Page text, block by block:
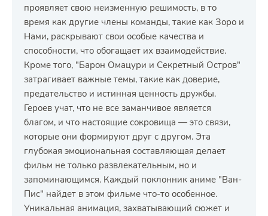
проявляет свою неизменную решимость, в то
время как другие члены команды, такие как Зоро и
Нами, раскрывают свои особые качества и
способности, что обогащает их взаимодействие.
Кроме того, "Барон Омацури и Секретный Остров"
затрагивает важные темы, такие как доверие,
предательство и истинная ценность дружбы.
Героев учат, что не все заманчивое является
благом, и что настоящие сокровища — это связи,
которые они формируют друг с другом. Эта
глубокая эмоциональная составляющая делает
фильм не только развлекательным, но и
запоминающимся. Каждый поклонник аниме "Ван-
Пис" найдет в этом фильме что-то особенное.
Уникальная анимация, захватывающий сюжет и